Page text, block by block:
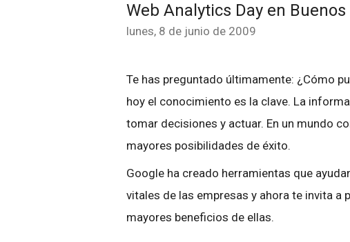
Web Analytics Day en
lunes, 8 de junio de 2009
Te has preguntado últimamente: ¿Cómo
hoy el conocimiento es la clave. La
tomar decisiones y actuar. En un mundo
mayores posibilidades de éxito.
Google ha creado herramientas que
vitales de las empresas y ahora te invita
mayores beneficios de ellas.